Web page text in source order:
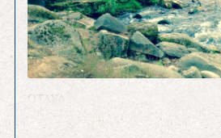
OTAVA